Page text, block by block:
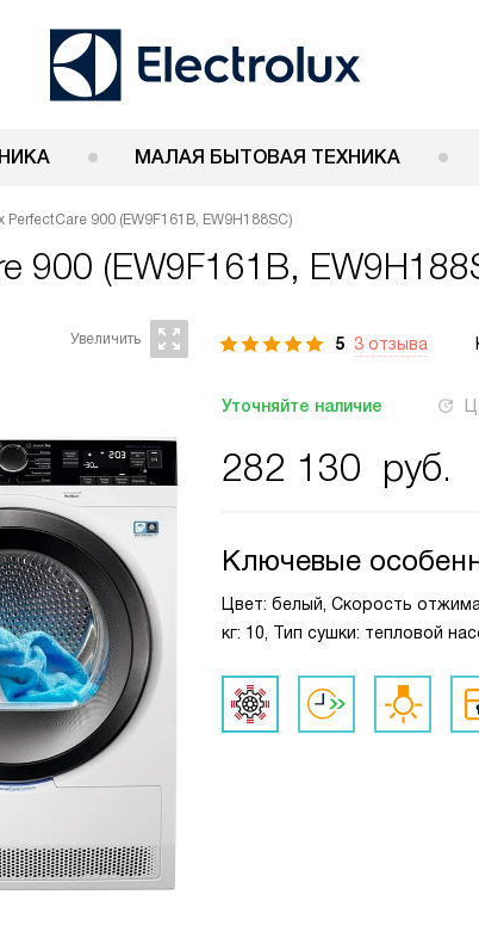
МАЛАЯ БЫТОВАЯ ТЕХНИКА
PerfectCare 900 (EW9F161B, EW9H188SC)
900 (EW9F161B,
5 3 отзыва
Уточняйте наличие
282 130 руб.
Ключевые
Цвет: белый, Скорость
кг: 10, Тип сушки: тепловой